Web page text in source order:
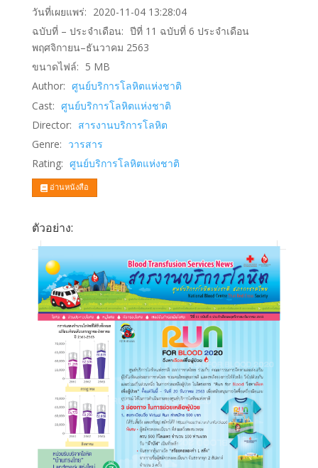
วันที่เผยแพร่: 2020-11-04 13:28:04
ฉบับที่ – ประจำเดือน: ปีที่ 11 ฉบับที่ 6 ประจำเดือน
พฤศจิกายน–ธันวาคม 2563
ขนาดไฟล์: 5 MB
Author: ศูนย์บริการโลหิตแห่งชาติ
Cast: ศูนย์บริการโลหิตแห่งชาติ
Director: สารงานบริการโลหิต
Genre: วารสาร
Rating: ศูนย์บริการโลหิตแห่งชาติ
อ่านหนังสือ
ตัวอย่าง: